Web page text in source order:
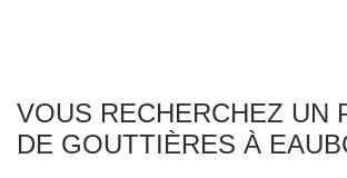
VOUS RECHERCHEZ UN
DE GOUTTIÈRES À